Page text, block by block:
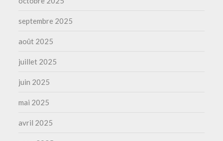
septembre 2025
août 2025
juillet 2025
juin 2025
mai 2025
avril 2025